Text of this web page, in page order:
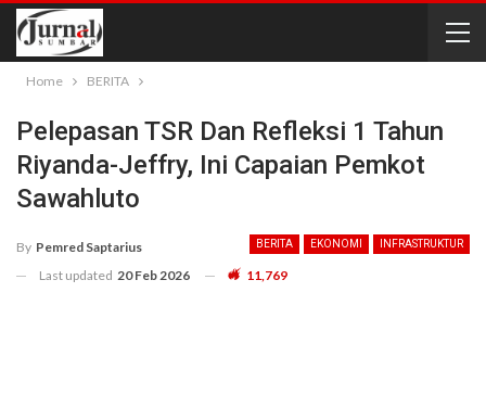
Home BERITA
Pelepasan TSR Dan Refleksi 1 Tahun
Riyanda-Jeffry, Ini Capaian Pemkot
Sawahluto
BERITA EKONOMI INFRASTRUKTUR
By Pemred Saptarius
Last updated 20 Feb 2026 11,769